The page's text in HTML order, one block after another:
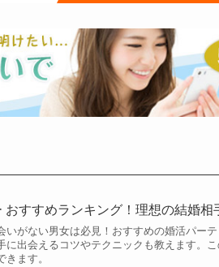
おすすめランキング！理想の結婚
いがない男女は必見！おすすめの婚活パー
に出会えるコツやテクニックも教えます。
ます。